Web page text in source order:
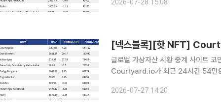
래량 24만9263달러를 기록하며 바
2026-07-28 15:08
글로벌 가상자산 시황 중계 사이트
Courtyard.io가 최근 24시간 54만
래량 13만940달러를 기록하며 바닥
2026-07-27 14:20